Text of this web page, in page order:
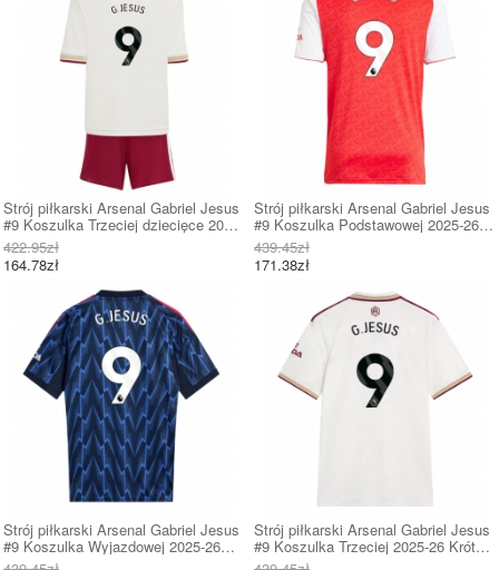
Strój piłkarski Arsenal Gabriel Jesus
#9 Koszulka Trzeciej dziecięce 2025-
26 Krótki Rękaw (+ Krótkie spodenki)
422.95zł
164.78zł
Strój piłkarski Arsenal Gabriel Jesus
#9 Koszulka Podstawowej 2025-26
Krótki Rękaw
439.45zł
171.38zł
Strój piłkarski Arsenal Gabriel Jesus
#9 Koszulka Wyjazdowej 2025-26
Krótki Rękaw
Strój piłkarski Arsenal Gabriel Jesus
#9 Koszulka Trzeciej 2025-26 Krótki
Rękaw